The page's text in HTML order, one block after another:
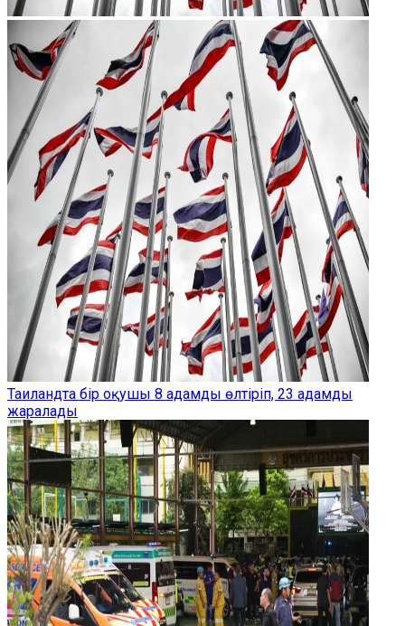
Таиландта бір оқушы 8 адамды өлтіріп, 23 адамды
жаралады